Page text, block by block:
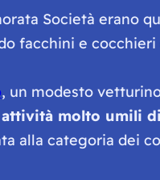
Società erano
facchini e
, un modesto
molto umili
alla categoria dei